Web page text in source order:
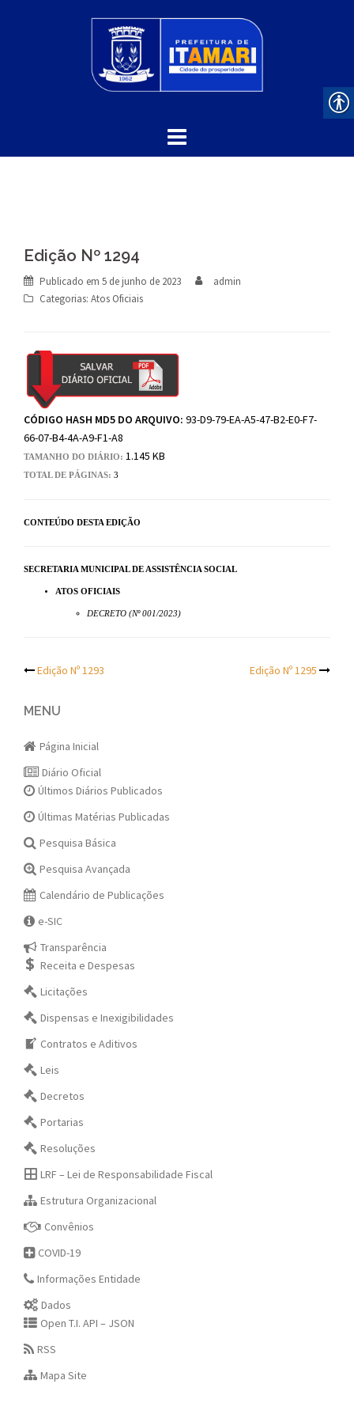
Edição Nº 1294
Publicado em 5 de junho de 2023
admin
Categorias: Atos Oficiais
CÓDIGO HASH MD5 DO ARQUIVO: 93-D9-79-EA-A5-47-B2-E0-F7-
66-07-B4-4A-A9-F1-A8
TAMANHO DO DIÁRIO: 1.145 KB
TOTAL DE PÁGINAS: 3
CONTEÚDO DESTA EDIÇÃO
SECRETARIA MUNICIPAL DE ASSISTÊNCIA SOCIAL
ATOS OFICIAIS
DECRETO (Nº 001/2023)
Post
navigation
Edição Nº 1293 Edição Nº 1295
MENU
Página Inicial
Diário Oficial
Últimos Diários Publicados
Últimas Matérias Publicadas
Pesquisa Básica
Pesquisa Avançada
Calendário de Publicações
e-SIC
Transparência
Receita e Despesas
Licitações
Dispensas e Inexigibilidades
Contratos e Aditivos
Leis
Decretos
Portarias
Resoluções
LRF – Lei de Responsabilidade Fiscal
Estrutura Organizacional
Convênios
COVID-19
Informações Entidade
Dados
Open T.I. API – JSON
RSS
Mapa Site